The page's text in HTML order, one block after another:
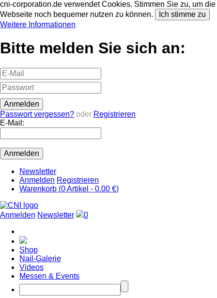
cni-corporation.de verwendet Cookies. Stimmen Sie zu, um die
Webseite noch bequemer nutzen zu können.
Ich stimme zu
Weitere Informationen
Bitte melden Sie sich an:
Passwort vergessen? oder Registrieren
E-Mail:
Newsletter
Anmelden Registrieren
Warenkorb (0Artikel - 0.00 €)
Anmelden Newsletter 0
Shop
Nail-Galerie
Videos
Messen & Events